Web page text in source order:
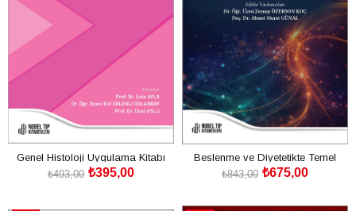
Genel Histoloji Uygulama Kitabı
₺395,00
₺493,00
Beslenme ve Diyetetikte Temel
Kavramlar
₺675,00
₺843,00